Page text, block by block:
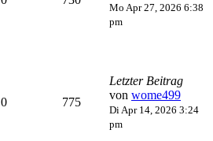
Mo Apr 27, 2026 6:38
pm
0 775
Letzter Beitrag
von wome499
Di Apr 14, 2026 3:24
pm